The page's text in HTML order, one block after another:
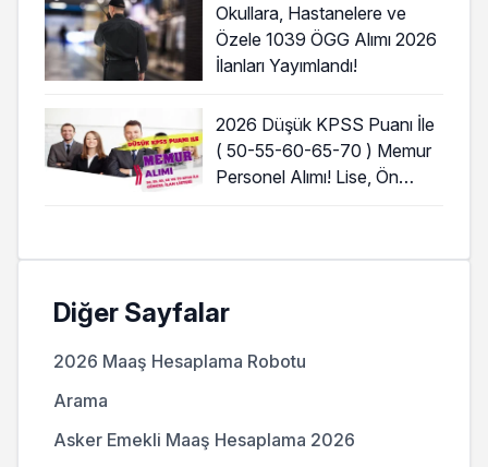
Okullara, Hastanelere ve
Özele 1039 ÖGG Alımı 2026
İlanları Yayımlandı!
2026 Düşük KPSS Puanı İle
( 50-55-60-65-70 ) Memur
Personel Alımı! Lise, Ön
Diğer Sayfalar
2026 Maaş Hesaplama Robotu
Arama
Asker Emekli Maaş Hesaplama 2026